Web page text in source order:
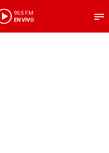
95.5 FM
EN VIVO